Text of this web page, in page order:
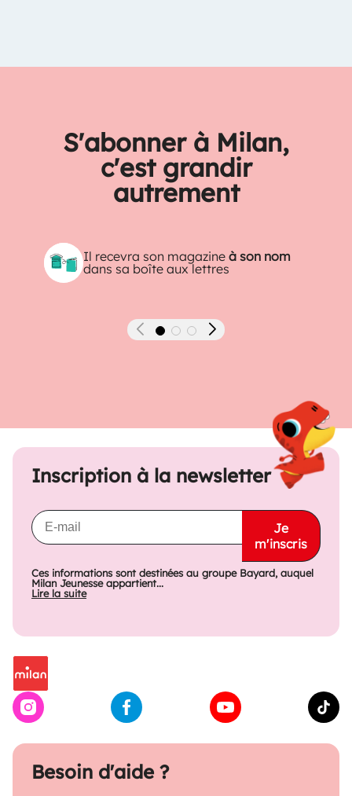
S'abonner à Milan,
c'est grandir
autrement
Il recevra son magazineà son nom
dans sa boîte aux lettres
Précédent Suivant
Besoin d'aide ?
Inscription à la newsletter
Je
m'inscris
Ces informations sont destinées au groupe Bayard, auquel
Milan Jeunesse appartient...
Lire la suite